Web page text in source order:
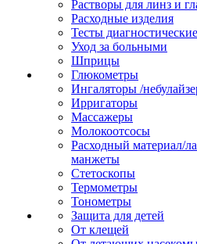
Растворы для линз и
Расходные изделия
Тесты диагностические
Уход за больными
Шприцы
Глюкометры
Ингаляторы /
Ирригаторы
Массажеры
Молокоотсосы
Расходный материал/
манжеты
Стетоскопы
Термометры
Тонометры
Защита для детей
От клещей